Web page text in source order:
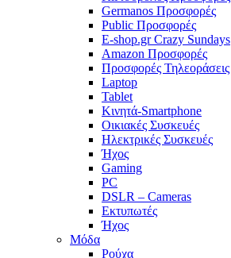
Germanos Προσφορές
Public Προσφορές
E-shop.gr Crazy Sundays
Amazon Προσφορές
Προσφορές Τηλεοράσεις
Laptop
Tablet
Κινητά-Smartphone
Οικιακές Συσκευές
Hλεκτρικές Συσκευές
Ήχος
Gaming
PC
DSLR – Cameras
Εκτυπωτές
Ήχος
Μόδα
Ρούχα